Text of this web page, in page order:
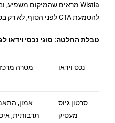
להטמעת CTA לפני הסוף, לא רק בסיום.
טבלת החלטה: סוגי נכסי וידאו
נכס וידאו מטרה
סרטון גיוס
מעסיק
אמון,
תרבותית,